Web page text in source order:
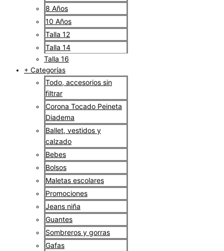
8 Años
10 Años
Talla 12
Talla 14
Talla 16
+ Categorías
Todo, accesorios sin
filtrar
Corona Tocado Peineta
Diadema
Ballet, vestidos y
calzado
Bebes
Bolsos
Maletas escolares
Promociones
Jeans niña
Guantes
Sombreros y gorras
Gafas